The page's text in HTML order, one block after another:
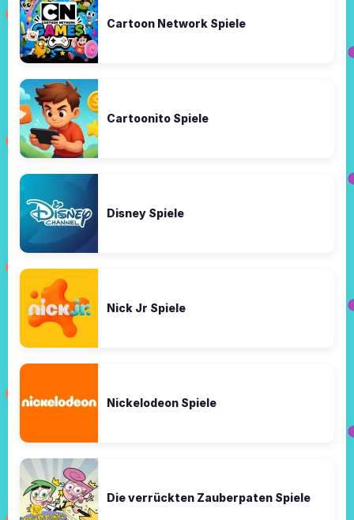
Cartoon Network Spiele
Cartoonito Spiele
Disney Spiele
Nick Jr Spiele
Nickelodeon Spiele
Die verrückten Zauberpaten Spiele